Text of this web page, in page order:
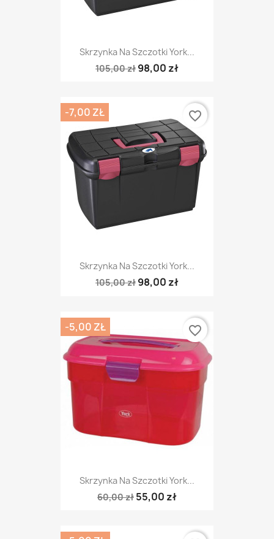
Skrzynka Na Szczotki York...
105,00 zł 98,00 zł
Skrzynka Na Szczotki York...
105,00 zł 98,00 zł
-7,00 ZŁ favorite_border
Skrzynka Na Szczotki York...
60,00 zł 55,00 zł
-5,00 ZŁ favorite_border